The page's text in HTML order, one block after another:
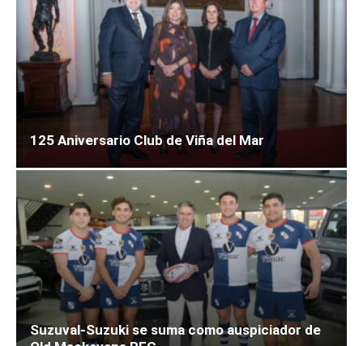
125 Aniversario Club de Viña del Mar
Suzuval-Suzuki se suma como auspiciador de